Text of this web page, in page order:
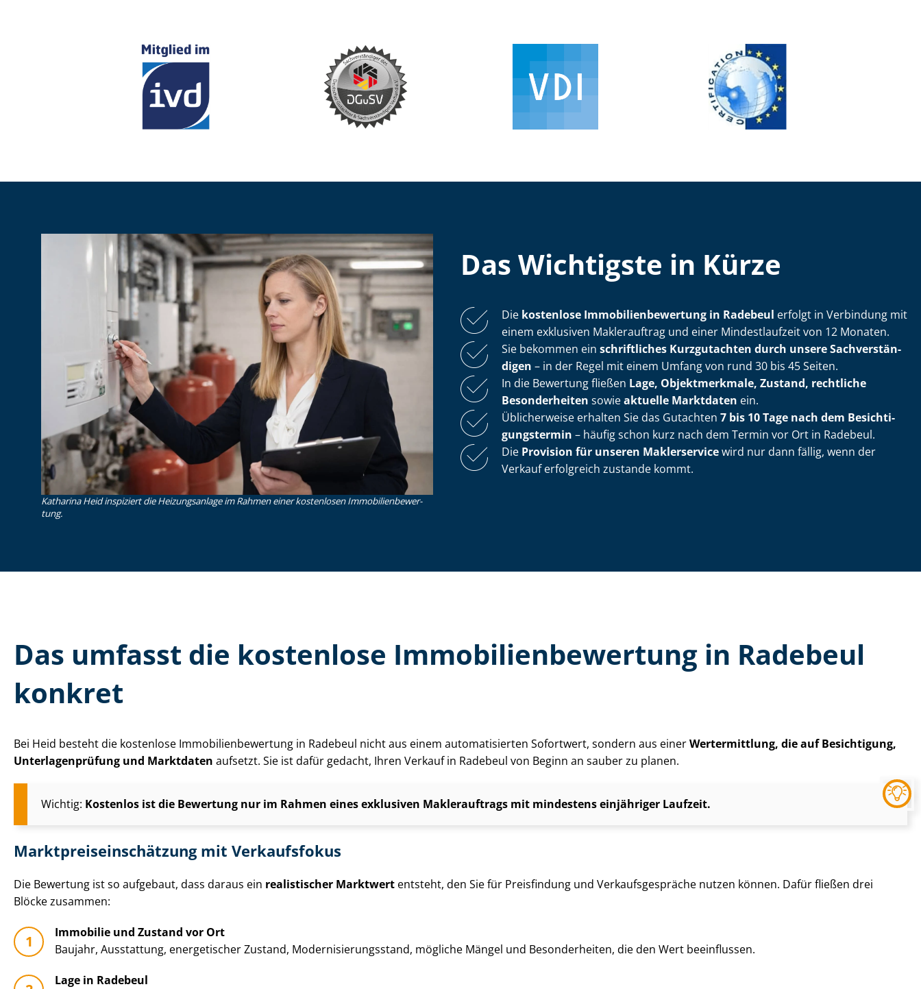
Katharina Heid inspiziert die Heizungsanlage im Rahmen einer kostenlosen Im­mo­bi­li­en­be­wer­
tung.
Das Wichtigste in Kürze
Die kostenlose Im­mo­bi­li­en­be­wer­tung in Radebeul erfolgt in Verbindung mit
einem exklusiven Maklerauftrag und einer Mindestlaufzeit von 12 Monaten.
Sie bekommen ein schriftliches Kurzgutachten durch unsere Sach­ver­stän­
di­gen – in der Regel mit einem Umfang von rund 30 bis 45 Seiten.
In die Bewertung fließen Lage, Objektmerkmale, Zustand, rechtliche
Besonderheiten sowieaktuelle Marktdaten ein.
Üblicherweise erhalten Sie das Gutachten 7 bis 10 Tage nach dem Be­sich­ti­
gungs­ter­min – häufig schon kurz nach dem Termin vor Ort in Radebeul.
Die Provision für unseren Maklerservicewird nur dann fällig, wenn der
Verkauf erfolgreich zustande kommt.
Das umfasst die kostenlose Im­mo­bi­li­en­be­wer­tung in Radebeul
konkret
Bei Heid besteht die kostenlose Im­mo­bi­li­en­be­wer­tung in Radebeul nicht aus einem automatisierten Sofortwert, sondern aus einerWertermittlung, die auf Besichtigung,
Un­ter­la­gen­prü­fung und Marktdaten aufsetzt. Sie ist dafür gedacht, Ihren Verkauf in Radebeul von Beginn an sauber zu planen.
Wichtig: Kostenlos ist die Bewertung nur im Rahmen eines exklusiven Maklerauftrags mit mindestens einjähriger Laufzeit.
Markt­preis­ein­schät­zung mit Verkaufsfokus
Die Bewertung ist so aufgebaut, dass daraus ein realistischer Marktwert entsteht, den Sie für Preisfindung und Ver­kaufs­ge­sprä­che nutzen können. Dafür fließen drei
Blöcke zusammen:
Immobilie und Zustand vor Ort
Baujahr, Ausstattung, energetischer Zustand, Mo­der­ni­sie­rungs­stand, mögliche Mängel und Besonderheiten, die den Wert beeinflussen.
Lage in Radebeul